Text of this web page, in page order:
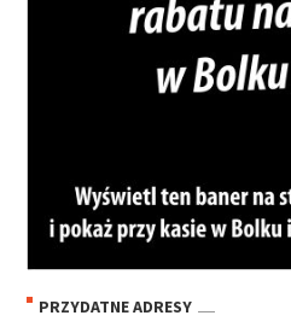
PRZYDATNE ADRESY